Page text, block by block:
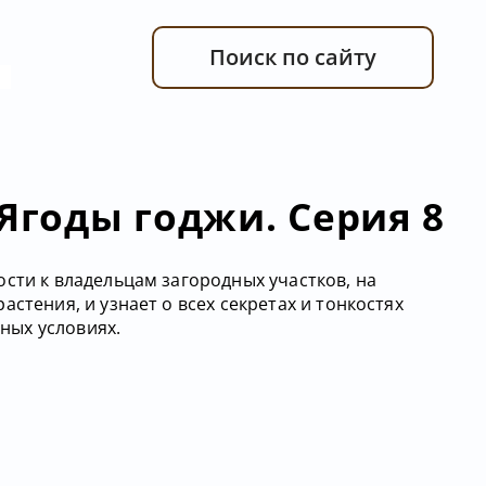
Поиск по сайту
годжи. Серия 8
к владельцам загородных участков, на
и узнает о всех секретах и тонкостях
условиях.